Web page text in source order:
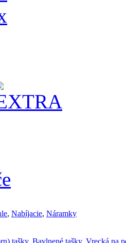
, Nabíjacie, Náramky
tašky, Bavlnené tašky, Vrecká na